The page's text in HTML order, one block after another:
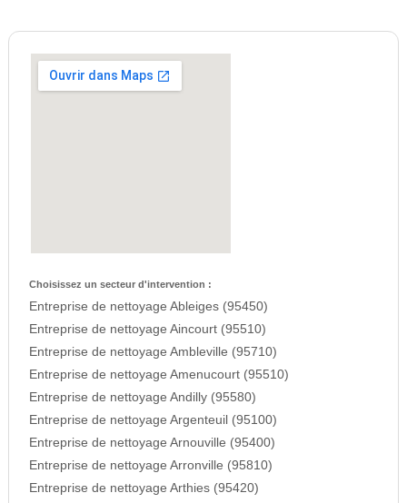
Choisissez un secteur d'intervention :
Entreprise de nettoyage Ableiges (95450)
Entreprise de nettoyage Aincourt (95510)
Entreprise de nettoyage Ambleville (95710)
Entreprise de nettoyage Amenucourt (95510)
Entreprise de nettoyage Andilly (95580)
Entreprise de nettoyage Argenteuil (95100)
Entreprise de nettoyage Arnouville (95400)
Entreprise de nettoyage Arronville (95810)
Entreprise de nettoyage Arthies (95420)